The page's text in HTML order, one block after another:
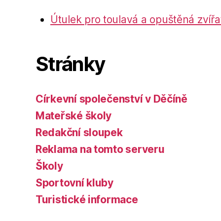
Útulek pro toulavá a opuštěná
Stránky
Církevní společenství v Děčíně
Mateřské školy
Redakční sloupek
Reklama na tomto serveru
Školy
Sportovní kluby
Turistické informace